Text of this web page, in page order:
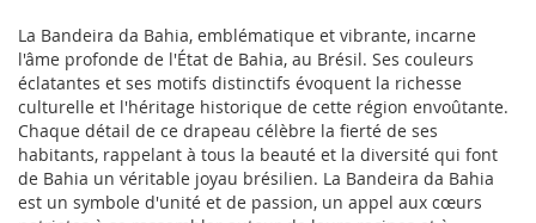
La Bandeira da Bahia, emblématique et vibrante, incarne
l'âme profonde de l'État de Bahia, au Brésil. Ses couleurs
éclatantes et ses motifs distinctifs évoquent la richesse
culturelle et l'héritage historique de cette région envoûtante.
Chaque détail de ce drapeau célèbre la fierté de ses
habitants, rappelant à tous la beauté et la diversité qui font
de Bahia un véritable joyau brésilien. La Bandeira da Bahia
est un symbole d'unité et de passion, un appel aux cœurs